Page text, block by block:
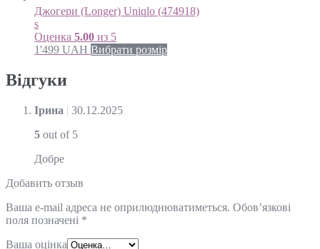
Джогери (Longer) Uniqlo (474918)
s
Оценка 5.00 из 5
1'499 UAH Вибрати розмір
Відгуки
Ірина | 30.12.2025
5 out of 5
Добре
Добавить отзыв
Ваша e-mail адреса не оприлюднюватиметься. Обов’язкові
поля позначені *
Ваша оцінка